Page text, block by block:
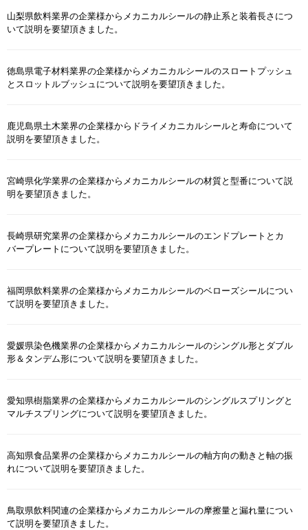
山梨県飲料業界の企業様からメカニカルシールの静止系と装着長さにつ
いて説明を要望頂きました。
徳島県電子材料業界の企業様からメカニカルシールのスロートプッシュ
とスロットルブッシュについて説明を要望頂きました。
鹿児島県土木業界の企業様からドライメカニカルシールと寿命について
説明を要望頂きました。
宮崎県化学業界の企業様からメカニカルシールの材質と型番について説
明を要望頂きました。
長崎県研究業界の企業様からメカニカルシールのエンドプレートとカ
バープレートについて説明を要望頂きました。
福岡県飲料業界の企業様からメカニカルシールのベローズシールについ
て説明を要望頂きました。
愛媛県染色機業界の企業様からメカニカルシールのシングル形とダブル
形＆タンデム形について説明を要望頂きました。
愛知県樹脂業界の企業様からメカニカルシールのシングルスプリングと
マルチスプリングについて説明を要望頂きました。
高知県食品業界の企業様からメカニカルシールの軸方向の動きと軸の振
れについて説明を要望頂きました。
鳥取県飲料関連の企業様からメカニカルシールの摩擦量と漏れ量につい
て説明を要望頂きました。